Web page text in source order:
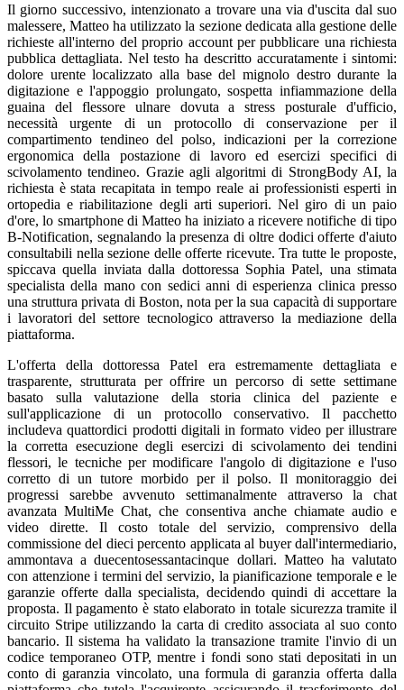
Il giorno successivo, intenzionato a trovare una via d'uscita dal suo
malessere, Matteo ha utilizzato la sezione dedicata alla gestione delle
richieste all'interno del proprio account per pubblicare una richiesta
pubblica dettagliata. Nel testo ha descritto accuratamente i sintomi:
dolore urente localizzato alla base del mignolo destro durante la
digitazione e l'appoggio prolungato, sospetta infiammazione della
guaina del flessore ulnare dovuta a stress posturale d'ufficio,
necessità urgente di un protocollo di conservazione per il
compartimento tendineo del polso, indicazioni per la correzione
ergonomica della postazione di lavoro ed esercizi specifici di
scivolamento tendineo. Grazie agli algoritmi di StrongBody AI, la
richiesta è stata recapitata in tempo reale ai professionisti esperti in
ortopedia e riabilitazione degli arti superiori. Nel giro di un paio
d'ore, lo smartphone di Matteo ha iniziato a ricevere notifiche di tipo
B-Notification, segnalando la presenza di oltre dodici offerte d'aiuto
consultabili nella sezione delle offerte ricevute. Tra tutte le proposte,
spiccava quella inviata dalla dottoressa Sophia Patel, una stimata
specialista della mano con sedici anni di esperienza clinica presso
una struttura privata di Boston, nota per la sua capacità di supportare
i lavoratori del settore tecnologico attraverso la mediazione della
piattaforma.
L'offerta della dottoressa Patel era estremamente dettagliata e
trasparente, strutturata per offrire un percorso di sette settimane
basato sulla valutazione della storia clinica del paziente e
sull'applicazione di un protocollo conservativo. Il pacchetto
includeva quattordici prodotti digitali in formato video per illustrare
la corretta esecuzione degli esercizi di scivolamento dei tendini
flessori, le tecniche per modificare l'angolo di digitazione e l'uso
corretto di un tutore morbido per il polso. Il monitoraggio dei
progressi sarebbe avvenuto settimanalmente attraverso la chat
avanzata MultiMe Chat, che consentiva anche chiamate audio e
video dirette. Il costo totale del servizio, comprensivo della
commissione del dieci percento applicata al buyer dall'intermediario,
ammontava a duecentosessantacinque dollari. Matteo ha valutato
con attenzione i termini del servizio, la pianificazione temporale e le
garanzie offerte dalla specialista, decidendo quindi di accettare la
proposta. Il pagamento è stato elaborato in totale sicurezza tramite il
circuito Stripe utilizzando la carta di credito associata al suo conto
bancario. Il sistema ha validato la transazione tramite l'invio di un
codice temporaneo OTP, mentre i fondi sono stati depositati in un
conto di garanzia vincolato, una formula di garanzia offerta dalla